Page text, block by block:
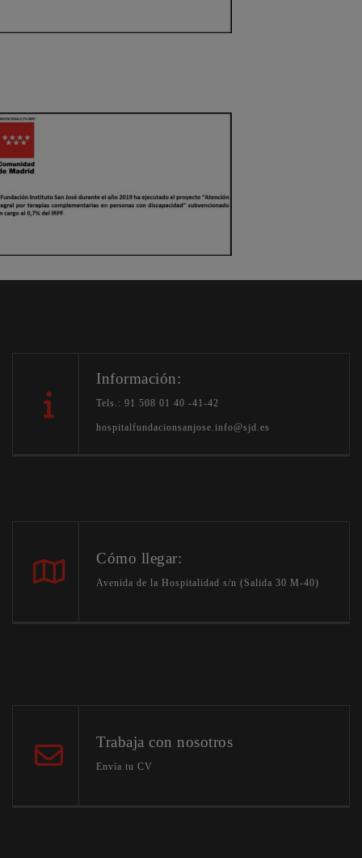
Información:
Tels.: 91 508 01 40 -41-42
hospitalfundacionsanjose.info@sjd.es
Cómo llegar:
Avenida de la Hospitalidad s/n (Salida 30 M-40)
Trabaja con nosotros
Envía tu CV